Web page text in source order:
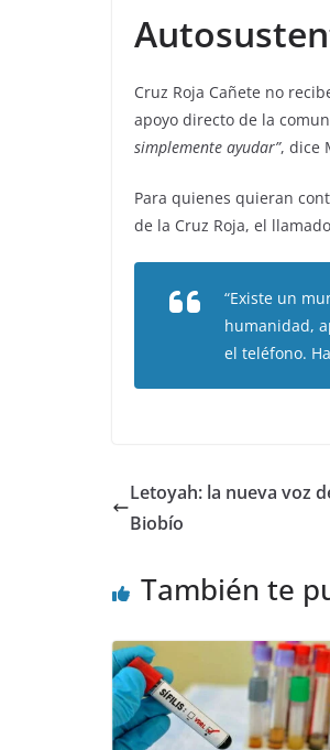
Cruz Roja Cañete no
apoyo directo de la
simplemente ayudar”, dice
Para quienes quieran
de la Cruz Roja, el
“Existe un
humanidad,
el teléfono.
Letoyah: la nueva voz
Biobío
También te